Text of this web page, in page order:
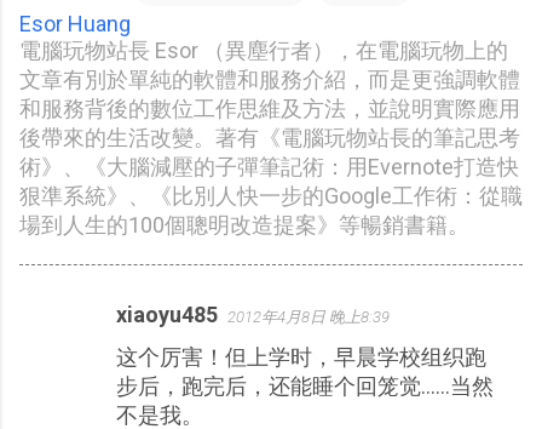
Esor Huang
電腦玩物站長 Esor （異塵行者），在電腦玩物上的
文章有別於單純的軟體和服務介紹，而是更強調軟體
和服務背後的數位工作思維及方法，並說明實際應用
後帶來的生活改變。著有《電腦玩物站長的筆記思考
術》、《大腦減壓的子彈筆記術：用Evernote打造快
狠準系統》、《比別人快一步的Google工作術：從職
場到人生的100個聰明改造提案》等暢銷書籍。
xiaoyu485 2012年4月8日 晚上8:39
这个厉害！但上学时，早晨学校组织跑
步后，跑完后，还能睡个回笼觉……当然
不是我。